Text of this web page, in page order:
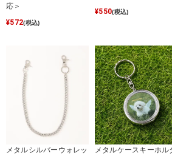
応＞
¥572(税込)
¥550(税込)
メタルシルバーウォレッ
メタルケースキーホル